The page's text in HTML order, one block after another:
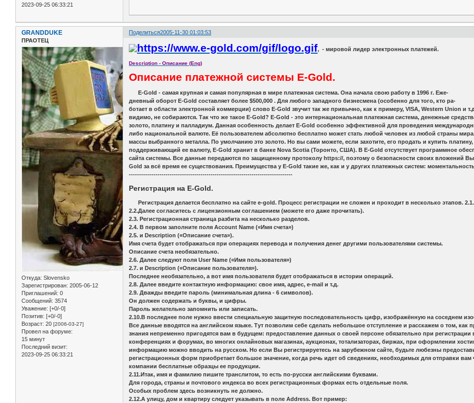
2023-09-25 06:33:21
Поделиться2005-11-30 01:03:53
GRANDDUKE
ПРАОТЕЦ
Откуда: Slovensko
Зарегистрирован: 2005-06-12
Приглашений: 0
Сообщений: 3574
Уважение: [+0/-0]
Позитив: [+0/-0]
Возраст: 20 [2006-03-27]
Провел на форуме:
15 минут
Последний визит:
2023-09-25 06:33:21
, - мировой лидер электронных платежей.
Description - Описание (Eng)
Описание платежной системы E-Gold.
E-Gold - самая крупная и самая популярная в мире платежная система. Она начала свою работу в 1996 г. Еже-
дневный оборот E-Gold составляет более $500,000 . Для любого западного бизнесмена (особенно для того, кто ра-
ботает в области электронной коммерции) слово E-Gold звучит так же привычно, как к примеру, VISA, Western Union и
видимо, не собираются. Так что же такое E-Gold? E-Gold - это интернациональная платежная система, денежные
золото, платину и палладиум. Данная особенность делает E-Gold особенно эффективной для проведения
либо национальной валюте. Её пользователем абсолютно бесплатно может стать любой человек из любой страны
массы выбранного металла. По умолчанию это золото. Но вы сами можете, если захотите, его продать и купить
поддерживающий ее валюту, E-Gold хранит в банке Nova Scotia (Торонто, США). В E-Gold отсутствует программное
сайта системы. Все данные передаются по защищенному протоколу https://, поэтому о безопасности своих вложений
Gold за всё время ее существования. Преимущества у E-Gold такие же, как и у других платежных систем:
--------------------------------------------------------------------------------
Регистрация на E-Gold.
Регистрация делается бесплатно на сайте e-gold. Процесс регистрации не сложен и проходит в несколько этапов.
2.2.Далее согласитесь с лицензионным соглашением (можете его даже прочитать).
2.3. Регистрационная страница разбита на несколько разделов.
2.4. В первом заполните поля Account Name («Имя счета»)
2.5. и Description («Описание счета»).
Имя счета будет отображаться при операциях перевода и получения денег другими пользователями системы.
Описание счета необязательно.
2.6. Далее следуют поля User Name («Имя пользователя»)
2.7. и Description («Описание пользователя»).
Последнее необязательно, а вот имя пользователя будет отображаться в истории операций.
2.8. Далее введите контактную информацию: свое имя, адрес, e-mail и т.д.
2.9. Дважды введите пароль (минимальная длина - 6 символов).
Он должен содержать и буквы, и цифры.
Пароль желательно запомнить или записать.
2.10.В последнее поле нужно ввести специальную защитную последовательность цифр, изображённую на соседнем
Все данные вводятся на английском языке. Тут позволим себе сделать небольшое отступление и расскажем о том,
знания непременно пригодятся вам в будущем: предоставление данных о своей персоне обязательно при
конференциях и форумах, во многих онлайновых магазинах, аукционах, тотализаторах, биржах, при оформлении
информацию можно вводить на русском. Но если Вы регистрируетесь на зарубежном сайте, будьте любезны
регистрационных форм приобретает большое значение, когда речь идет об сведениях, необходимых для отправки вам
компании бесплатные образцы ее продукции.
2.11.Итак, имя и фамилию пишите транслитом, то есть по-русски английскими буквами.
Для города, страны и почтового индекса во всех регистрационных формах есть отдельные поля.
Особых проблем здесь возникнуть не должно.
2.12.А улицу, дом и квартиру следует указывать в поле Address. Вот пример: